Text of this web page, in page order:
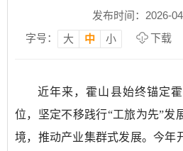
发布时间：2026-
字号：
大 中 小 下载
近年来，霍山县始终锚定
位，坚定不移践行“工旅为先”发
境，推动产业集群式发展。今年